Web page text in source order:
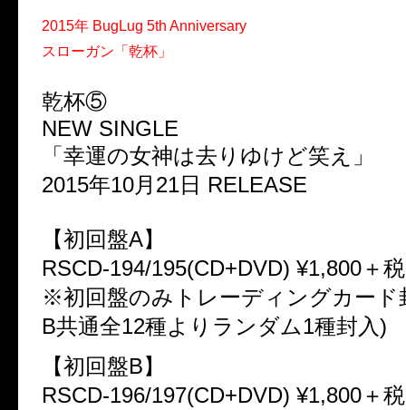
2015年 BugLug 5th Anniversary
スローガン「乾杯」
乾杯⑤
NEW SINGLE
「幸運の女神は去りゆけど笑え」
2015年10月21日 RELEASE
【初回盤A】
RSCD-194/195(CD+DVD) ¥1,800＋税
※初回盤のみトレーディングカード
B共通全12種よりランダム1種封入)
【初回盤B】
RSCD-196/197(CD+DVD) ¥1,800＋税